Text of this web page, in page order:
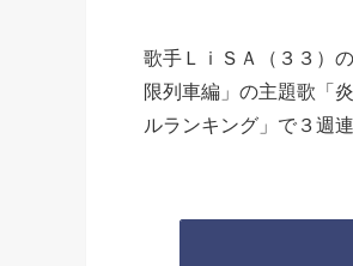
歌手ＬｉＳＡ（３３）
限列車編」の主題歌「
ルランキング」で３週